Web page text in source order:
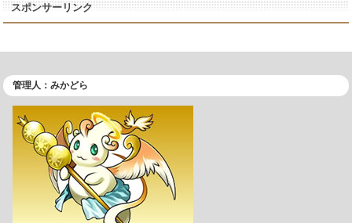
スポンサーリンク
管理人：みかどら